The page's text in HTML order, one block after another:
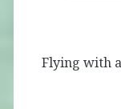
Flying with